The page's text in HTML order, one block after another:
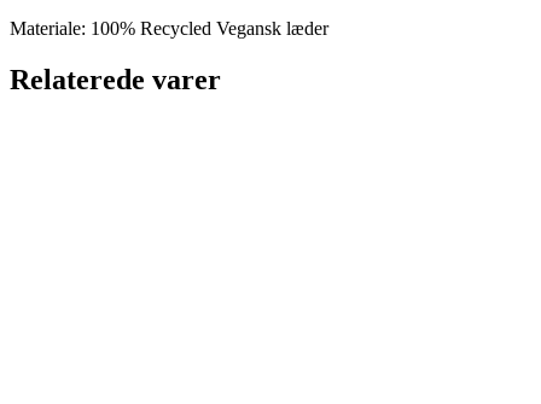
Materiale: 100% Recycled Vegansk læder
Relaterede varer